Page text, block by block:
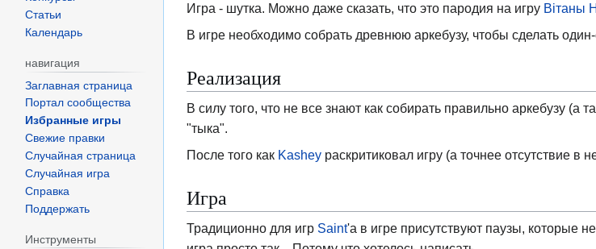
Игра - шутка. Можно даже сказать, что это пародия на игру Вiтаны
В игре необходимо собрать древнюю аркебузу, чтобы сделать
Реализация
В силу того, что не все знают как собирать правильно аркебузу
"тыка".
После того как Kasheyраскритиковал игру (а точнее отсутствие в
Игра
Традиционно для игр Saint'a в игре присутствуют паузы, которые
Статьи
Календарь
навигация
Заглавная страница
Портал сообщества
Избранные игры
Свежие правки
Случайная страница
Случайная игра
Справка
Поддержать
Инструменты